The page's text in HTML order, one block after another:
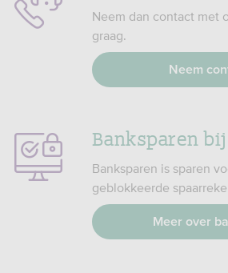
Neem dan contact met
graag.
Neem
Banksparen bij
Banksparen is sparen
geblokkeerde
Meer over